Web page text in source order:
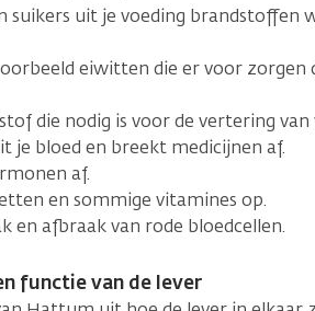
suikers uit je voeding brandstoffen
eiwitten die er voor zorgen
die nodig is voor de vertering van
je bloed en breekt medicijnen af.
af.
en sommige vitamines op.
en afbraak van rode bloedcellen.
functie van de lever